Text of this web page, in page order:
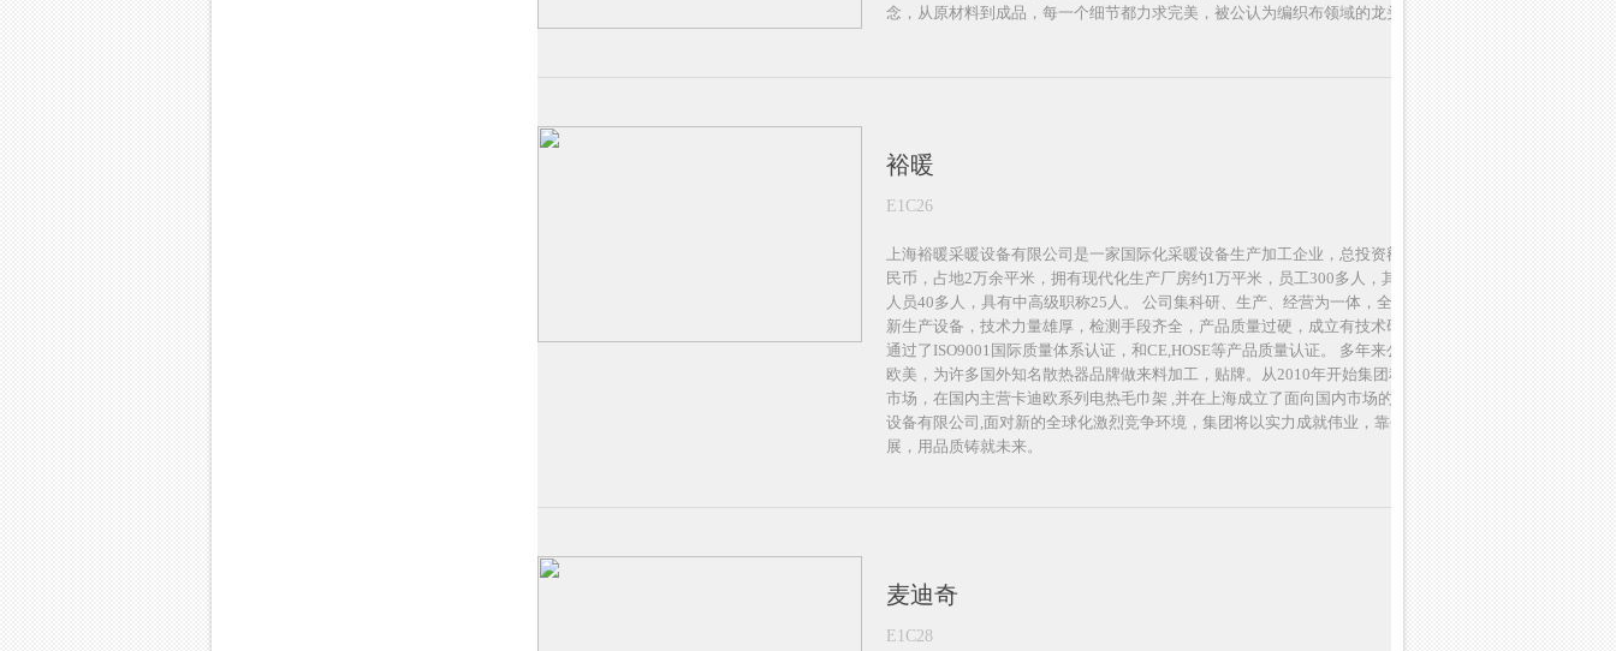
念，从原材料到成品，每一个细节都力求完美，被公认为编织布领域的龙头企业。
裕暖
E1C26
上海裕暖采暖设备有限公司是一家国际化采暖设备生产加工企业，总投资额三千万元人
民币，占地2万余平米，拥有现代化生产厂房约1万平米，员工300多人，其中工程技术
人员40多人，具有中高级职称25人。 公司集科研、生产、经营为一体，全套引进德国最
新生产设备，技术力量雄厚，检测手段齐全，产品质量过硬，成立有技术研发中心，并
通过了ISO9001国际质量体系认证，和CE,HOSE等产品质量认证。 多年来公司产品远销
欧美，为许多国外知名散热器品牌做来料加工，贴牌。从2010年开始集团积极开拓国内
市场，在国内主营卡迪欧系列电热毛巾架 ,并在上海成立了面向国内市场的上海裕暖采暖
设备有限公司,面对新的全球化激烈竞争环境，集团将以实力成就伟业，靠创新推动发
展，用品质铸就未来。
麦迪奇
E1C28